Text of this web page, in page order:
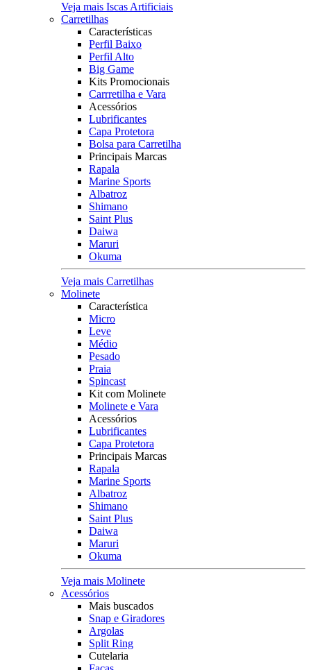
Veja mais Iscas Artificiais
Carretilhas
Características
Perfil Baixo
Perfil Alto
Big Game
Kits Promocionais
Carrretilha e Vara
Acessórios
Lubrificantes
Capa Protetora
Bolsa para Carretilha
Principais Marcas
Rapala
Marine Sports
Albatroz
Shimano
Saint Plus
Daiwa
Maruri
Okuma
Veja mais Carretilhas
Molinete
Característica
Micro
Leve
Médio
Pesado
Praia
Spincast
Kit com Molinete
Molinete e Vara
Acessórios
Lubrificantes
Capa Protetora
Principais Marcas
Rapala
Marine Sports
Albatroz
Shimano
Saint Plus
Daiwa
Maruri
Okuma
Veja mais Molinete
Acessórios
Mais buscados
Snap e Giradores
Argolas
Split Ring
Cutelaria